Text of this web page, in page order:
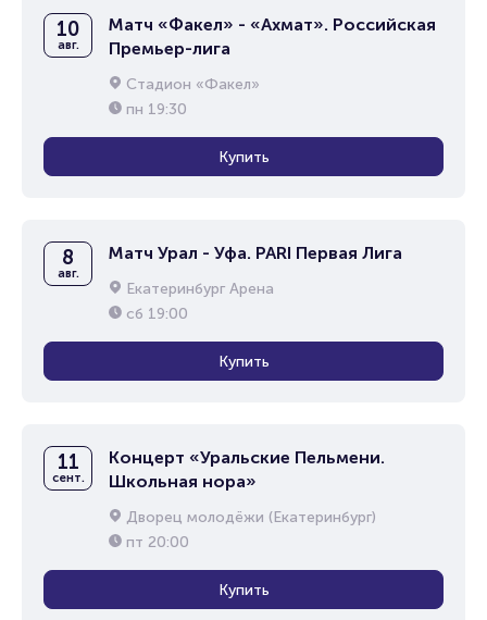
10
авг.
Матч «Факел» - «Ахмат». Российская
Премьер-лига
Стадион «Факел»
пн 19:30
Купить
8
авг.
Матч Урал - Уфа. PARI Первая Лига
Екатеринбург Арена
сб 19:00
Купить
11
сент.
Концерт «Уральские Пельмени.
Школьная нора»
Дворец молодёжи (Екатеринбург)
пт 20:00
Купить